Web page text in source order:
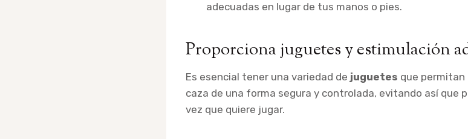
adecuadas en lugar de tus manos o pies.
Proporciona juguetes y estimulación
Es esencial tener una variedad de juguetes que
caza de una forma segura y controlada, evitando así que
vez que quiere jugar.